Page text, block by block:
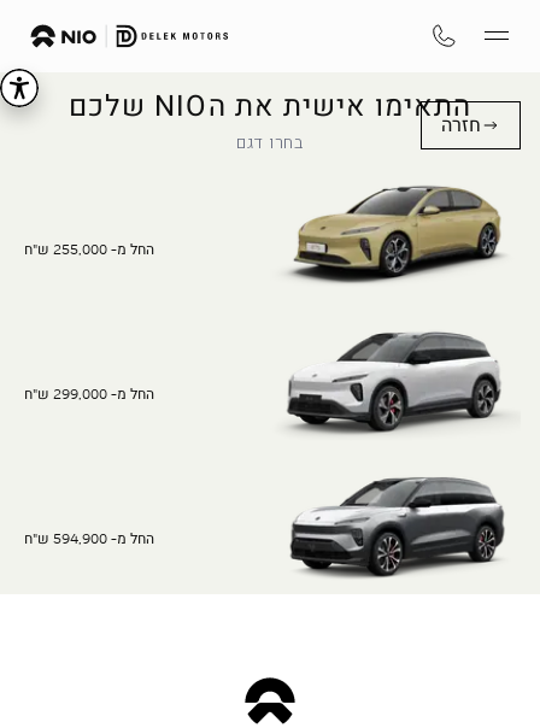
חזרה
התאימו אישית את הNIO שלכם
בחרו דגם
החל מ- 255,000 ש"ח
החל מ- 299,000 ש"ח
החל מ- 594,900 ש"ח